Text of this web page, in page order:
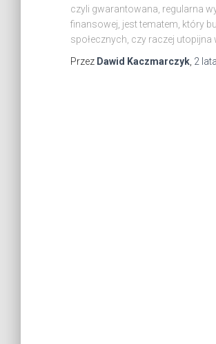
czyli gwarantowana, regularna
finansowej, jest tematem, który
społecznych, czy raczej
Przez Dawid Kaczmarczyk 2 lata